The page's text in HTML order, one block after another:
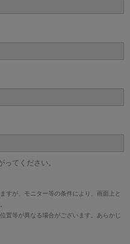
てください。
すが、モニター等の条件により、画面上と
置等が異なる場合がございます。あらかじ